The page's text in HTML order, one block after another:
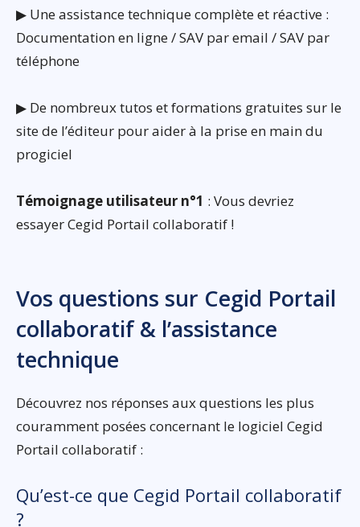
▶ Une assistance technique complète et réactive :
Documentation en ligne / SAV par email / SAV par
téléphone
▶ De nombreux tutos et formations gratuites sur le
site de l’éditeur pour aider à la prise en main du
progiciel
Témoignage utilisateur n°1 : Vous devriez
essayer Cegid Portail collaboratif !
Vos questions sur Cegid Portail
collaboratif & l’assistance
technique
Découvrez nos réponses aux questions les plus
couramment posées concernant le logiciel Cegid
Portail collaboratif :
Qu’est-ce que Cegid Portail collaboratif
?